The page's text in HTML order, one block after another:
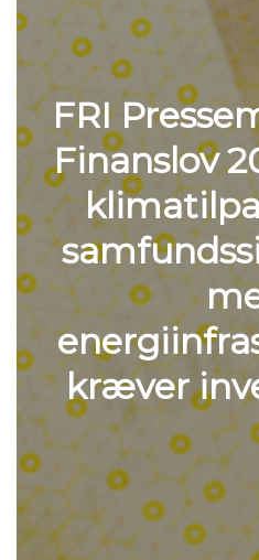
FRI
Finanslov
kræver